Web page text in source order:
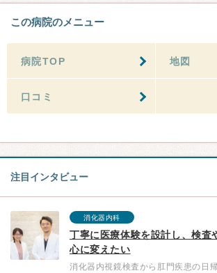
この病院のメニュー
病院TOP 地図
口コミ
注目インタビュー
消化器内科
丁寧に医療体験を設計し、検査
心に変えたい
消化器内視鏡検査から肛門疾患の日